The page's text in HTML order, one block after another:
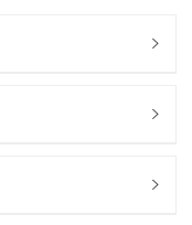


